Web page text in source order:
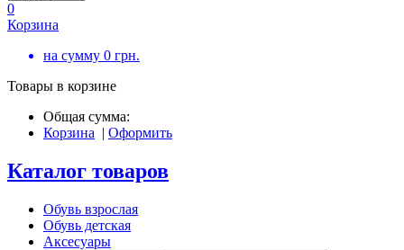
0
Корзина
на сумму 0 грн.
Товары в корзине
Общая сумма:
Корзина | Оформить
Каталог товаров
Обувь взрослая
Обувь детская
Аксесуары